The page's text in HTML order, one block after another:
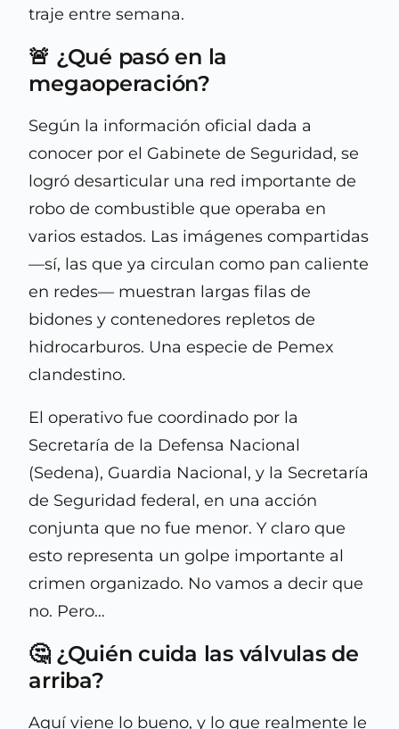
traje entre semana.
🚨 ¿Qué pasó en la
megaoperación?
Según la información oficial dada a
conocer por el Gabinete de Seguridad, se
logró desarticular una red importante de
robo de combustible que operaba en
varios estados. Las imágenes compartidas
—sí, las que ya circulan como pan caliente
en redes— muestran largas filas de
bidones y contenedores repletos de
hidrocarburos. Una especie de Pemex
clandestino.
El operativo fue coordinado por la
Secretaría de la Defensa Nacional
(Sedena), Guardia Nacional, y la Secretaría
de Seguridad federal, en una acción
conjunta que no fue menor. Y claro que
esto representa un golpe importante al
crimen organizado. No vamos a decir que
no. Pero…
🤔 ¿Quién cuida las válvulas de
arriba?
Aquí viene lo bueno, y lo que realmente le